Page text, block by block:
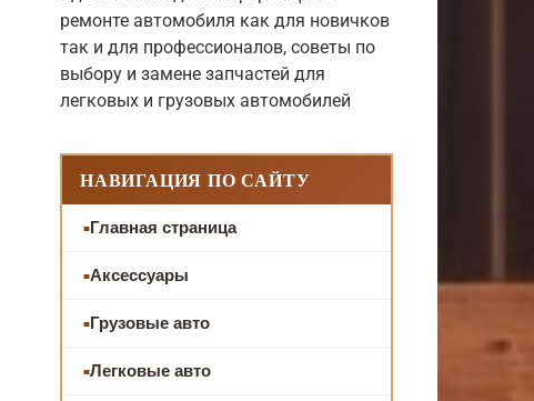
ремонте автомобиля как для новичков
так и для профессионалов, советы по
выбору и замене запчастей для
легковых и грузовых автомобилей
НАВИГАЦИЯ ПО САЙТУ
Главная страница
Аксессуары
Грузовые авто
Легковые авто